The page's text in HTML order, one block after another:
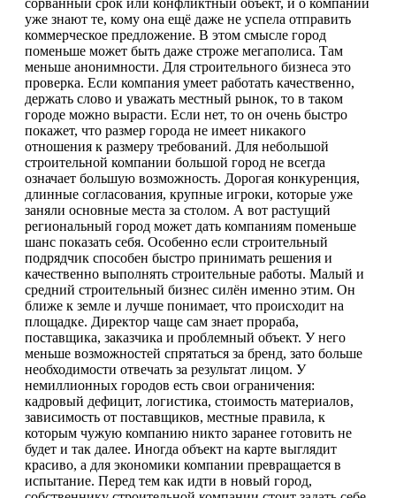
уже знают те, кому она ещё даже не успела отправить
коммерческое предложение. В этом смысле город
поменьше может быть даже строже мегаполиса. Там
меньше анонимности. Для строительного бизнеса это
проверка. Если компания умеет работать качественно,
держать слово и уважать местный рынок, то в таком
городе можно вырасти. Если нет, то он очень быстро
покажет, что размер города не имеет никакого
отношения к размеру требований. Для небольшой
строительной компании большой город не всегда
означает большую возможность. Дорогая конкуренция,
длинные согласования, крупные игроки, которые уже
заняли основные места за столом. А вот растущий
региональный город может дать компаниям поменьше
шанс показать себя. Особенно если строительный
подрядчик способен быстро принимать решения и
качественно выполнять строительные работы. Малый и
средний строительный бизнес силён именно этим. Он
ближе к земле и лучше понимает, что происходит на
площадке. Директор чаще сам знает прораба,
поставщика, заказчика и проблемный объект. У него
меньше возможностей спрятаться за бренд, зато больше
необходимости отвечать за результат лицом. У
немиллионных городов есть свои ограничения:
кадровый дефицит, логистика, стоимость материалов,
зависимость от поставщиков, местные правила, к
которым чужую компанию никто заранее готовить не
будет и так далее. Иногда объект на карте выглядит
красиво, а для экономики компании превращается в
испытание. Перед тем как идти в новый город,